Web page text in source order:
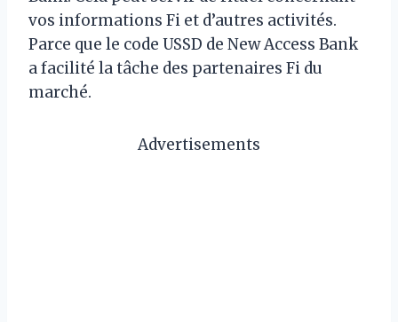
vos informations Fi et d’autres activités.
Parce que le code USSD de New Access Bank
a facilité la tâche des partenaires Fi du
marché.
Advertisements